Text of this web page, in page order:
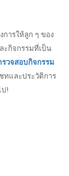
ารให้ลูก ๆ ของ
ะกิจกรรมที่เป็น
รวจสอบกิจกรรม
ทและประวัติการ
ป!